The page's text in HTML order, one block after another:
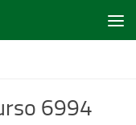
6994